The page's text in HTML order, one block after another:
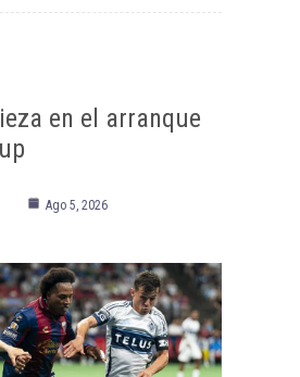
en el arranque
Ago 5, 2026